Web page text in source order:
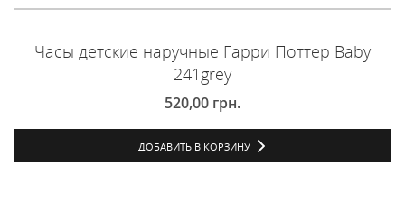
Часы детские наручные Гарри Поттер Baby
241grey
520,00 грн.
ДОБАВИТЬ В КОРЗИНУ